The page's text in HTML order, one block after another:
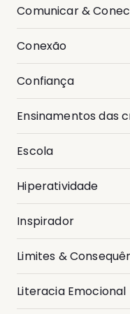
Comunicar &
Conexão
Confiança
Ensinamentos das
Escola
Hiperatividade
Inspirador
Limites &
Literacia Emocional